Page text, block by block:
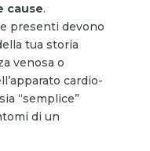
cause.
presenti devono
tua storia
venosa o
cardio-
“semplice”
di un